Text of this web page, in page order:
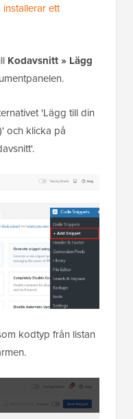
installerar ett
Kodavsnitt» Lägg
'Lägg till din
och klicka på
kodtyp från listan